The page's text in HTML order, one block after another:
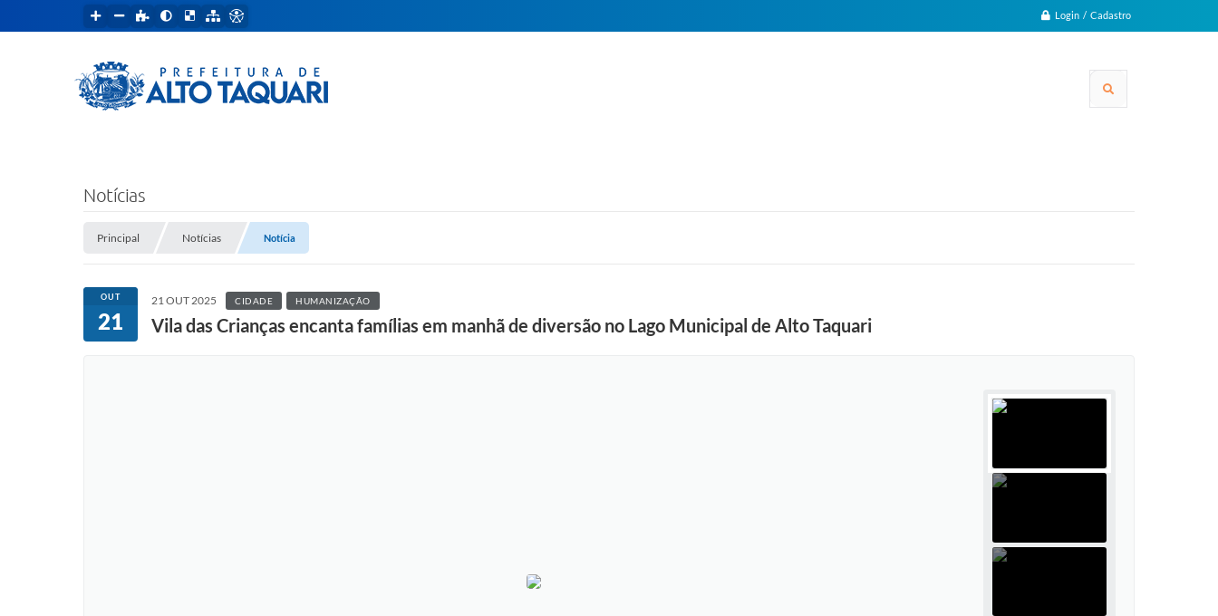
Login / Cadastro
Notícias
Principal Notícias Notícia
OUT
21
21 OUT 2025 CIDADE HUMANIZAÇÃO
Vila das Crianças encanta famílias em manhã de diversão no Lago Municipal de Alto Taquari